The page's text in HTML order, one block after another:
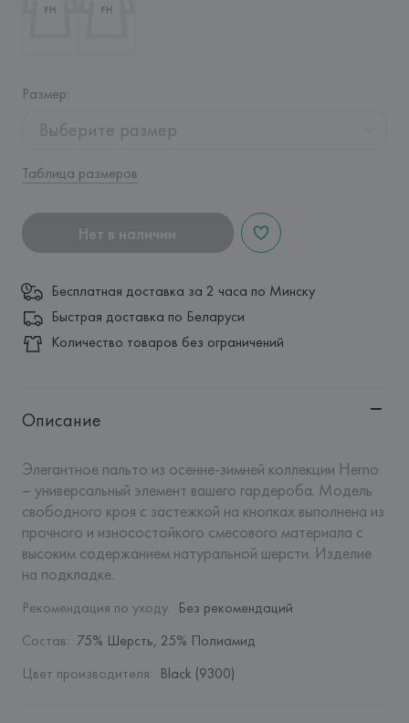
Размер:
Выберите размер
Таблица размеров
Нет в наличии
Бесплатная доставка за 2 часа по Минску
Быстрая доставка по Беларуси
Количество товаров без ограничений
Описание
Элегантное пальто из осенне-зимней коллекции Herno
– универсальный элемент вашего гардероба. Модель
свободного кроя с застежкой на кнопках выполнена из
прочного и износостойкого смесового материала с
высоким содержанием натуральной шерсти. Изделие
на подкладке.
Рекомендация по уходу: Без рекомендаций
Состав: 75% Шерсть, 25% Полиамид
Цвет производителя: Black (9300)